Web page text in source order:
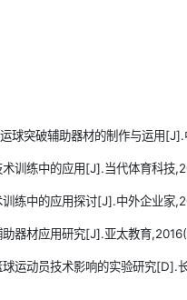
运球突破辅助器材的制作与运用
术训练中的应用[J].当代体育科技
练中的应用探讨[J].中外企业家
助器材应用研究[J].亚太教育
运动员技术影响的实验研究[D].